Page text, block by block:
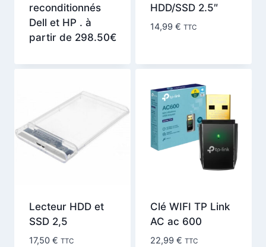
reconditionnés
Dell et HP . à
partir de 298.50€
HDD/SSD 2.5″
14,99 € TTC
Lecteur HDD et
SSD 2,5
17,50 € TTC
Clé WIFI TP Link
AC ac 600
22,99 € TTC